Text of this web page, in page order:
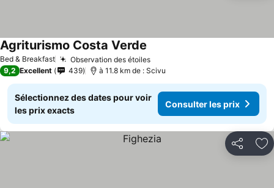
Bed & Breakfast Observation des étoilesConsulter les prix
Agriturismo Costa Verde
9,2 Excellent 439 à 11.8 km de : Scivu
Sélectionnez des dates pour voir
les prix exacts
Consulter les prix
Partager